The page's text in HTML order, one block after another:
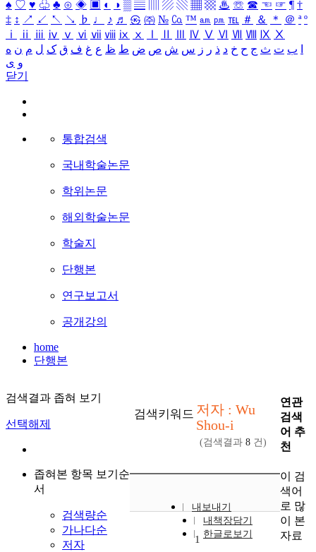
♠ ♡ ♥ ♧ ♣ ⊙ ◈ ▣ ◐ ◑ ▒ ▤ ▨ ▧ ▦ ▩ ♨ ☏ ☎ ☜ ☞ ¶ †
‡ ↕ ↗ ↙ ↖ ↘ ♭ ♩ ♪ ♬ ㉿ ㈜ № ㏇ ™ ㏂ ㏘ ℡ ＃ ＆ ＊ ＠ ª º
ⅰ
ⅱ ⅲ ⅳ ⅴ ⅵ ⅶ ⅷ ⅸ ⅹ Ⅳ Ⅴ Ⅵ Ⅶ Ⅷ Ⅸ Ⅹ
ب ت ث ج ح خ د ذ ر ز س ش ص ض ط ظ ع غ ف ق ک ل م ن ه
و ی
닫기
통합검색
국내학술논문
학위논문
해외학술논문
학술지
단행본
연구보고서
공개강의
home
단행본
검색결과 좁혀 보기
선택해제
좁혀본 항목 보기순
서
검색량순
가나다순
저자
검색키워드 저자 : Wu
Shou-i
(검색결과 8 건)
내보내기
내책장담기
한글로보기
1
연관
검색
어 추
천
이 검
색어
로 많
이 본
자료